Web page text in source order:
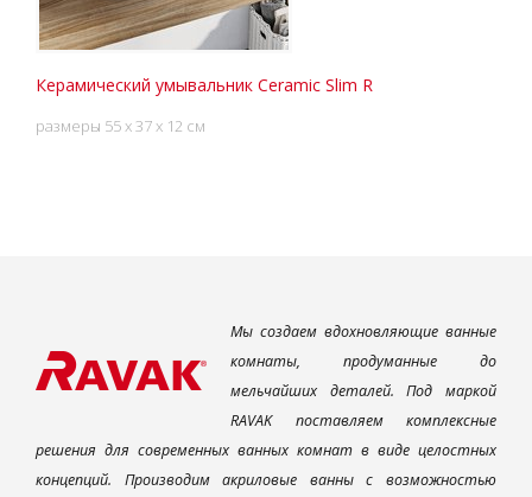
Керамический умывальник Ceramic Slim R
размеры 55 x 37 x 12 см
Мы создаем вдохновляющие ванные
комнаты, продуманные до
мельчайших деталей. Под маркой
RAVAK поставляем комплексные
решения для современных ванных комнат в виде целостных
концепций. Производим акриловые ванны с возможностью